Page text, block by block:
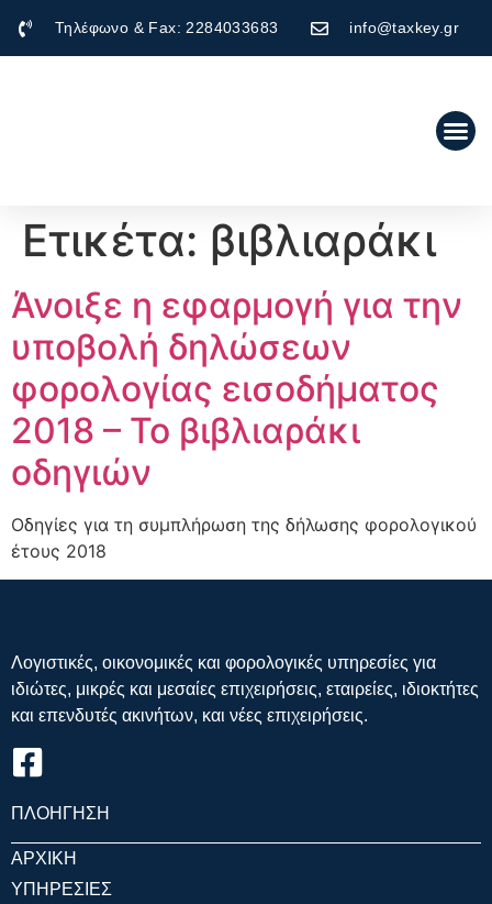
Τηλέφωνο & Fax: 2284033683 info@taxkey.gr
Ετικέτα: βιβλιαράκι
Άνοιξε η εφαρμογή για την
υποβολή δηλώσεων
φορολογίας εισοδήματος
2018 – Το βιβλιαράκι
οδηγιών
Οδηγίες για τη συμπλήρωση της δήλωσης φορολογικού
έτους 2018
Λογιστικές, οικονομικές και φορολογικές υπηρεσίες για
ιδιώτες, μικρές και μεσαίες επιχειρήσεις, εταιρείες, ιδιοκτήτες
και επενδυτές ακινήτων, και νέες επιχειρήσεις.
ΠΛΟΗΓΗΣΗ
ΑΡΧΙΚΗ
ΥΠΗΡΕΣΙΕΣ